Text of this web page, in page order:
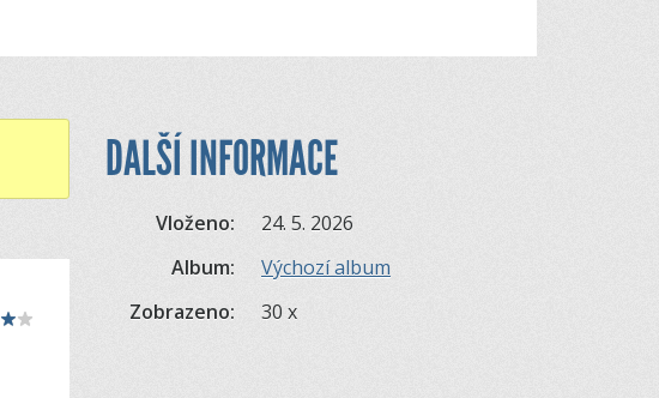
DALŠÍ INFORMACE
Vloženo:
24. 5. 2026
Album:
Výchozí album
Zobrazeno:
30 x